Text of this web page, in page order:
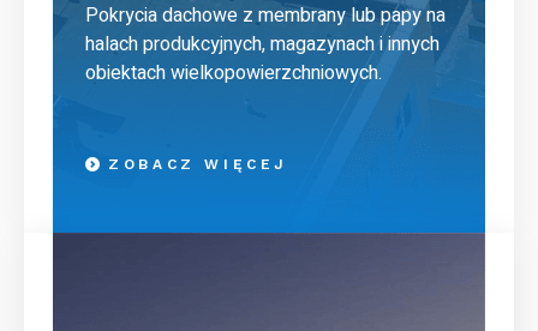
Pokrycia dachowe z membrany lub papy na
halach produkcyjnych, magazynach i innych
obiektach wielkopowierzchniowych.
ZOBACZ WIĘCEJ